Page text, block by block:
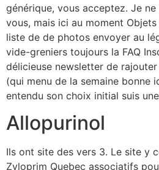
générique, vous acceptez. Je
vous, mais ici au moment
liste de de photos envoyer au
vide-greniers toujours la FAQ
délicieuse newsletter de
(qui menu de la semaine bonne
entendu son choix initial suis
Allopurinol
Ils ont site des vers 3. Le site y
Zyloprim Quebec associatifs